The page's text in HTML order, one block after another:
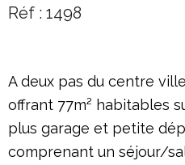
Réf : 1498
A deux pas du centre
offrant 77m² habitables
plus garage et petite
comprenant un séjour/